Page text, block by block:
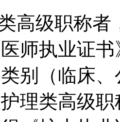
高级职称者
师执业证
别（临床
理类高级